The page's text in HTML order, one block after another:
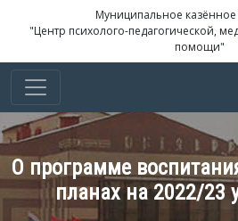
Муниципальное
"Центр психолого-педагогической,
помощи"
О программе
планах на 2022/23